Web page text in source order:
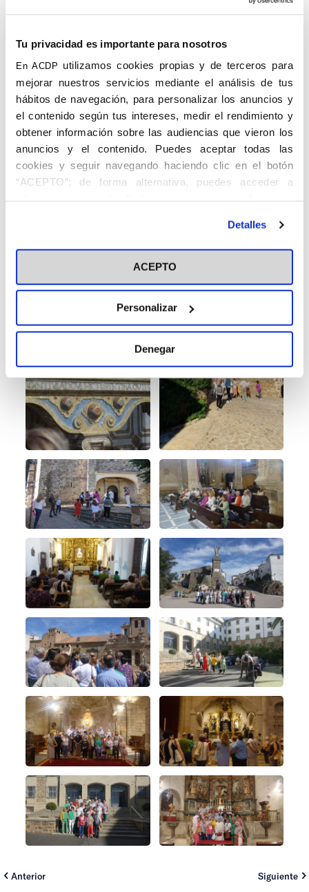
Tu privacidad es importante para nosotros
En ACDP utilizamos cookies propias y de terceros para
mejorar nuestros servicios mediante el análisis de tus
hábitos de navegación, para personalizar los anuncios y
el contenido según tus intereses, medir el rendimiento y
obtener información sobre las audiencias que vieron los
anuncios y el contenido. Puedes aceptar todas las
cookies y seguir navegando haciendo clic en el botón
“ACEPTO”; de forma alternativa, puedes acceder a
información más detallada y cambiar tus preferencias
en el botón "Personalizar". Para más información puedes
visitar nuestra Política de Cookies
Detalles
ACEPTO
Personalizar
Denegar
propagandistas en la imprescindible oración para la acción y
que es idónea ocasión para la necesaria confraternización.
En las celebraciones no faltó el rezo de la oración del peregrino
sus obras. También se aprovecharon los trayectos en autobús
para hacer la liturgia de las horas.
Finalmente, conviene resaltar que los propagandistas se
alojaron en el seminario diocesano de Cáceres, donde su rector
les hizo sentir en su casa; don Roberto Rubio les ofreció una
magnífica explicación de su historia y los acompañó por todas
sus aulas y capillas, consiguiendo que lleven ya para siempre el
seminario en su corazón.
Anterior Siguiente